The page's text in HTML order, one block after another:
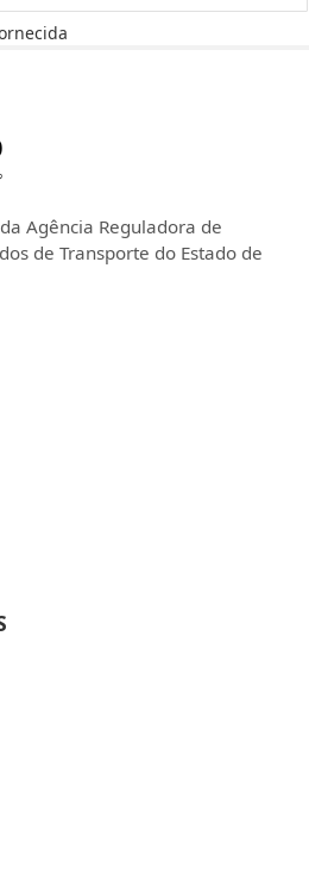
Agência Reguladora de
de Transporte do Estado de